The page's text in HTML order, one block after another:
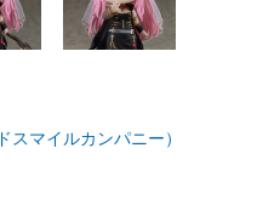
マイルカンパニー）